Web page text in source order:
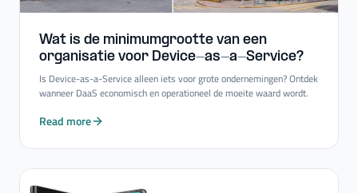
Wat is de minimumgrootte van een
organisatie voor Device-​as-​a-​Service?
Is Device-as-a-Service alleen iets voor grote ondernemingen? Ontdek
wanneer DaaS economisch en operationeel de moeite waard wordt.
Read more